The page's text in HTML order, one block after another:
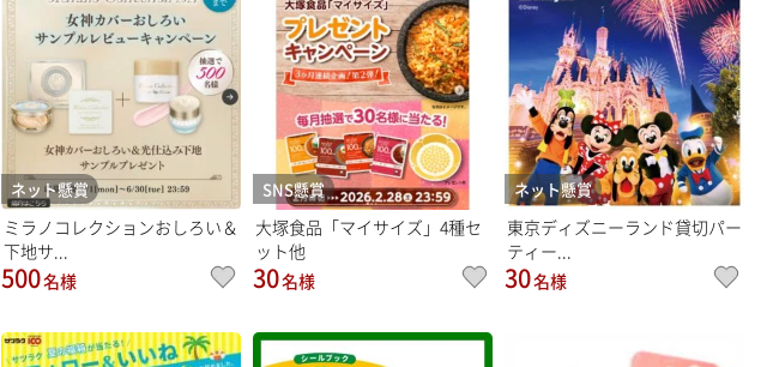
ネット懸賞
ミラノコレクションおしろい＆
下地サ...
500名様
SNS懸賞
大塚食品「マイサイズ」4種セ
ット他
30名様
ネット懸賞
東京ディズニーランド貸切パー
ティー...
30名様